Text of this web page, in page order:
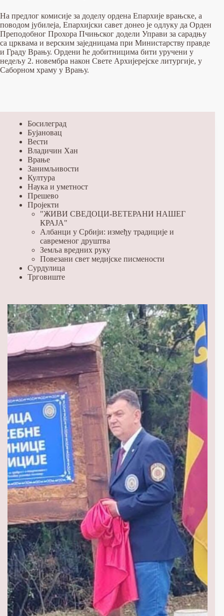
На предлог комисије за доделу ордена Епархије врањске, а
поводом јубилеја, Епархијски савет донео је одлуку да Орден
Преподобног Прохора Пчињског додели Управи за сарадњу
са црквама и верским заједницама при Министарству правде
и Граду Врању. Ордени ће добитницима бити уручени у
недељу 2. новембра након Свете Архијерејске литургије, у
Саборном храму у Врању.
Босилеград
Бујановац
Вести
Владичин Хан
Врање
Занимљивости
Култура
Наука и уметност
Прешево
Пројекти
"ЖИВИ СВЕДОЦИ-ВЕТЕРАНИ НАШЕГ
КРАЈА"
Албанци у Србији: између традиције и
савременог друштва
Земља вредних руку
Повезани свет медијске писмености
Сурдулица
Трговиште